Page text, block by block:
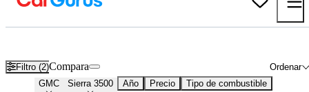
Filtro (2) Ordenar
Compara
GMC Sierra 3500 Año Precio Tipo de combustible